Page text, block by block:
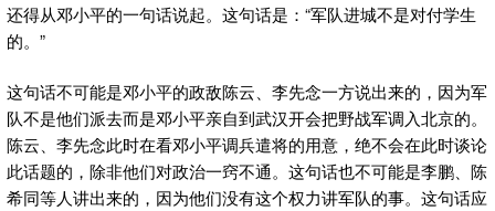
还得从邓小平的一句话说起。这句话是：“军队进城不是对付学生
的。”
这句话不可能是邓小平的政敌陈云、李先念一方说出来的，因为军
队不是他们派去而是邓小平亲自到武汉开会把野战军调入北京的。
陈云、李先念此时在看邓小平调兵遣将的用意，绝不会在此时谈论
此话题的，除非他们对政治一窍不通。这句话也不可能是李鹏、陈
希同等人讲出来的，因为他们没有这个权力讲军队的事。这句话应